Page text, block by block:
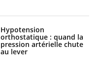
Hypotension
orthostatique : quand la
pression artérielle chute
au lever